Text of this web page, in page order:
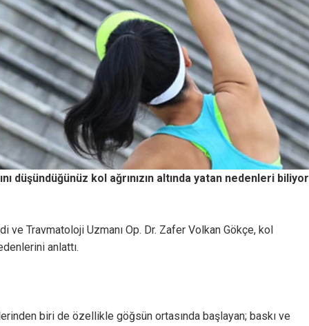
düşündüğünüz kol ağrınızın altında yatan nedenleri biliyor
ve Travmatoloji Uzmanı Op. Dr. Zafer Volkan Gökçe, kol
anlattı.
biri de özellikle göğsün ortasında başlayan; baskı ve